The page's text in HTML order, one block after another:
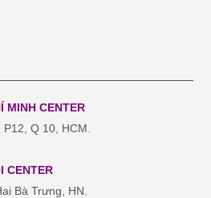
MINHCENTER
Q 10, HCM.
CENTER
Bà Trưng, HN.